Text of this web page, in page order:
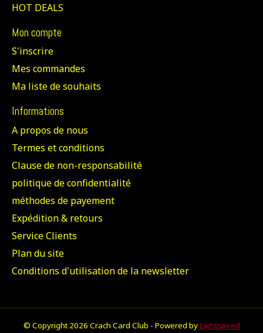
HOT DEALS
Mon compte
S'inscrire
Mes commandes
Ma liste de souhaits
Informations
A propos de nous
Termes et conditions
Clause de non-responsabilité
politique de confidentialité
méthodes de payement
Expédition & retours
Service Clients
Plan du site
Conditions d'utilisation de la newsletter
© Copyright 2026 Crach Card Club - Powered byLightspeed